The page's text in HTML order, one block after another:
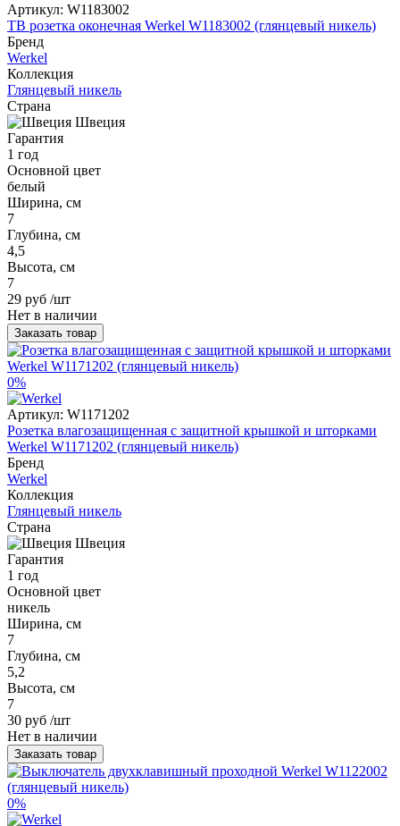
Артикул: W1183002
ТВ розетка оконечная Werkel W1183002 (глянцевый никель)
Бренд
Werkel
Коллекция
Глянцевый никель
Страна
Швеция
Гарантия
1 год
Основной цвет
белый
Ширина, см
7
Глубина, см
4,5
Высота, см
7
29 руб /шт
Нет в наличии
Заказать товар
0%
Артикул: W1171202
Розетка влагозащищенная с защитной крышкой и шторками
Werkel W1171202 (глянцевый никель)
Бренд
Werkel
Коллекция
Глянцевый никель
Страна
Швеция
Гарантия
1 год
Основной цвет
никель
Ширина, см
7
Глубина, см
5,2
Высота, см
7
30 руб /шт
Нет в наличии
Заказать товар
0%